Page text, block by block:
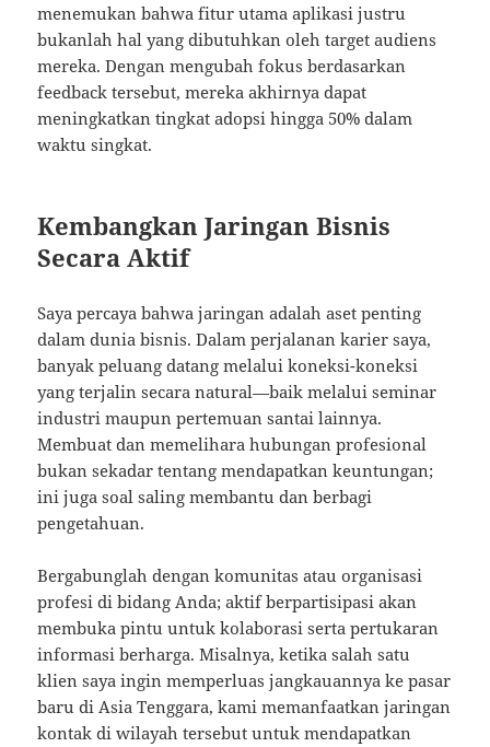
menemukan bahwa fitur utama aplikasi justru
bukanlah hal yang dibutuhkan oleh target audiens
mereka. Dengan mengubah fokus berdasarkan
feedback tersebut, mereka akhirnya dapat
meningkatkan tingkat adopsi hingga 50% dalam
waktu singkat.
Kembangkan Jaringan Bisnis
Secara Aktif
Saya percaya bahwa jaringan adalah aset penting
dalam dunia bisnis. Dalam perjalanan karier saya,
banyak peluang datang melalui koneksi-koneksi
yang terjalin secara natural—baik melalui seminar
industri maupun pertemuan santai lainnya.
Membuat dan memelihara hubungan profesional
bukan sekadar tentang mendapatkan keuntungan;
ini juga soal saling membantu dan berbagi
pengetahuan.
Bergabunglah dengan komunitas atau organisasi
profesi di bidang Anda; aktif berpartisipasi akan
membuka pintu untuk kolaborasi serta pertukaran
informasi berharga. Misalnya, ketika salah satu
klien saya ingin memperluas jangkauannya ke pasar
baru di Asia Tenggara, kami memanfaatkan jaringan
kontak di wilayah tersebut untuk mendapatkan